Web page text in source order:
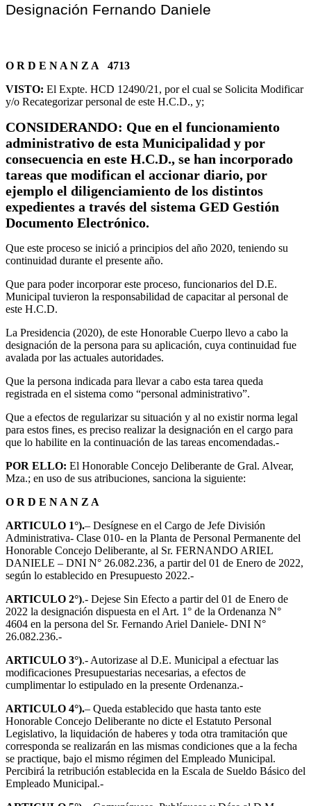
Designación Fernando Daniele
O R D E N A N Z A 4713
VISTO: El Expte. HCD 12490/21, por el cual se Solicita Modificar
y/o Recategorizar personal de este H.C.D., y;
CONSIDERANDO: Que en el funcionamiento
administrativo de esta Municipalidad y por
consecuencia en este H.C.D., se han incorporado
tareas que modifican el accionar diario, por
ejemplo el diligenciamiento de los distintos
expedientes a través del sistema GED Gestión
Documento Electrónico.
Que este proceso se inició a principios del año 2020, teniendo su
continuidad durante el presente año.
Que para poder incorporar este proceso, funcionarios del D.E.
Municipal tuvieron la responsabilidad de capacitar al personal de
este H.C.D.
La Presidencia (2020), de este Honorable Cuerpo llevo a cabo la
designación de la persona para su aplicación, cuya continuidad fue
avalada por las actuales autoridades.
Que la persona indicada para llevar a cabo esta tarea queda
registrada en el sistema como “personal administrativo”.
Que a efectos de regularizar su situación y al no existir norma legal
para estos fines, es preciso realizar la designación en el cargo para
que lo habilite en la continuación de las tareas encomendadas.-
POR ELLO: El Honorable Concejo Deliberante de Gral. Alvear,
Mza.; en uso de sus atribuciones, sanciona la siguiente:
O R D E N A N Z A
ARTICULO 1°).– Desígnese en el Cargo de Jefe División
Administrativa- Clase 010- en la Planta de Personal Permanente del
Honorable Concejo Deliberante, al Sr. FERNANDO ARIEL
DANIELE – DNI N° 26.082.236, a partir del 01 de Enero de 2022,
según lo establecido en Presupuesto 2022.-
ARTICULO 2°).- Dejese Sin Efecto a partir del 01 de Enero de
2022 la designación dispuesta en el Art. 1° de la Ordenanza N°
4604 en la persona del Sr. Fernando Ariel Daniele- DNI N°
26.082.236.-
ARTICULO 3°).- Autorizase al D.E. Municipal a efectuar las
modificaciones Presupuestarias necesarias, a efectos de
cumplimentar lo estipulado en la presente Ordenanza.-
ARTICULO 4°).– Queda establecido que hasta tanto este
Honorable Concejo Deliberante no dicte el Estatuto Personal
Legislativo, la liquidación de haberes y toda otra tramitación que
corresponda se realizarán en las mismas condiciones que a la fecha
se practique, bajo el mismo régimen del Empleado Municipal.
Percibirá la retribución establecida en la Escala de Sueldo Básico del
Empleado Municipal.-